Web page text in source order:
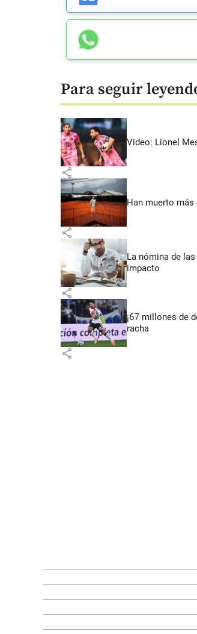
Para seguir
Video: Lionel
share
Han muerto más
share
La nómina de
impacto
share
¡67 millones de
racha
share